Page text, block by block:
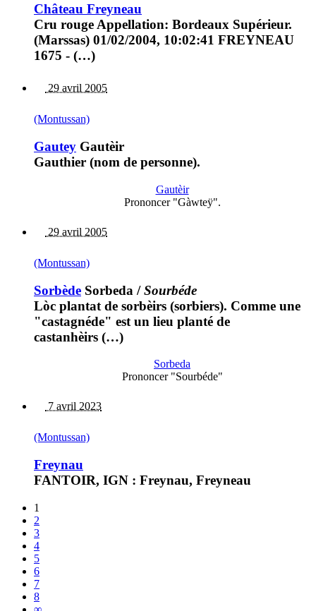
Château Freyneau
Cru rouge Appellation: Bordeaux Supérieur.
(Marssas) 01/02/2004, 10:02:41 FREYNEAU
1675 - (…)
29 avril 2005
(Montussan)
Gautey Gautèir
Gauthier (nom de personne).
Gautèir
Prononcer "Gàwteÿ".
29 avril 2005
(Montussan)
Sorbède Sorbeda /Sourbéde
Lòc plantat de sorbèirs (sorbiers). Comme une
"castagnéde" est un lieu planté de
castanhèirs (…)
Sorbeda
Prononcer "Sourbéde"
7 avril 2023
(Montussan)
Freynau
FANTOIR, IGN : Freynau, Freyneau
1
2
3
4
5
6
7
8